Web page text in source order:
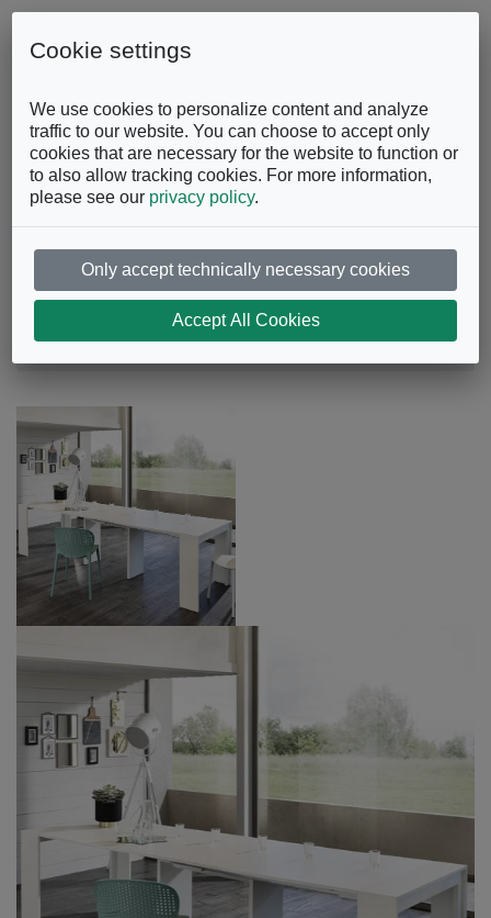
Skip to content
FacebookInstagramYouTube
Consolle Pinocchio
Tavoli e sedie Consolle Consolle Pinocchio
Cookie settings
We use cookies to personalize content and analyze
traffic to our website. You can choose to accept only
cookies that are necessary for the website to function or
to also allow tracking cookies. For more information,
please see our privacy policy.
Only accept technically necessary cookies
Accept All Cookies